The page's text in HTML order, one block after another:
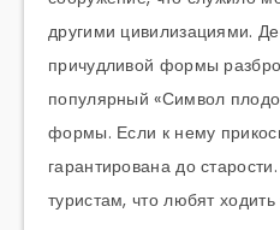
другими цивилизациями.
причудливой формы
популярный «Символ
формы. Если к нему
гарантирована до
туристам, что любят